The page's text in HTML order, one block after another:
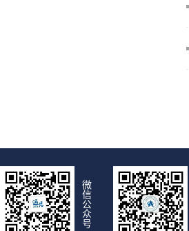
微
信
公
众
号